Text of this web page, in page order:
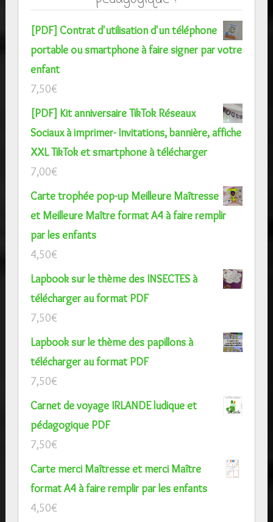
[PDF] Contrat d'utilisation d'un téléphone
portable ou smartphone à faire signer par votre
enfant
7,50€
[PDF] Kit anniversaire TikTok Réseaux
Sociaux à imprimer- Invitations, bannière, affiche
XXL TikTok et smartphone à télécharger
7,00€
Carte trophée pop-up Meilleure Maîtresse
et Meilleure Maître format A4 à faire remplir
par les enfants
4,50€
Lapbook sur le thème des INSECTES à
télécharger au format PDF
7,50€
Lapbook sur le thème des papillons à
télécharger au format PDF
7,50€
Carnet de voyage IRLANDE ludique et
pédagogique PDF
7,50€
Carte merci Maîtresse et merci Maître
format A4 à faire remplir par les enfants
4,50€